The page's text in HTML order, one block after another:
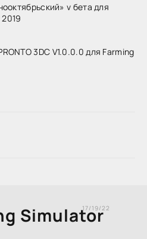
v бета для
3DC V1.0.0.0 для Farming
Simulator
17/19/22